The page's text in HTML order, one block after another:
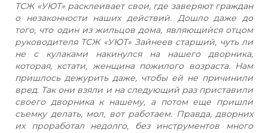
ТСЖ «УЮТ» расклеивает свои, где заверяют граждан
о незаконности наших действий. Дошло даже до
того, что один из жильцов дома, являющийся отцом
руководителя ТСЖ «УЮТ» Зайнеев старший, чуть ли
не с кулаками накинулся на нашего дворника,
которая, кстати, женщина пожилого возраста. Нам
пришлось дежурить даже, чтобы ей не причинили
вред. Так они взяли и на следующий раз приставили
своего дворника к нашему, а потом еще пришли
съемку делать, мол, вот работаем. Правда, дворних
их проработал недолго, без инструментов много